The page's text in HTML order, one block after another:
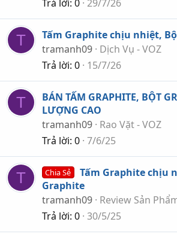
Trả lời 0 29/7/26
T
Tấm Graphite chịu nhiệt,
tramanh09 Dịch Vụ - VOZ
Trả lời 0 15/7/26
T
BÁN TẤM GRAPHITE, BỘT
LƯỢNG CAO
tramanh09 Rao Vặt - VOZ
Trả lời 0 7/6/25
T Chia Sẻ
Tấm Graphite chịu
Graphite
tramanh09 Review Sản
Trả lời 0 30/5/25